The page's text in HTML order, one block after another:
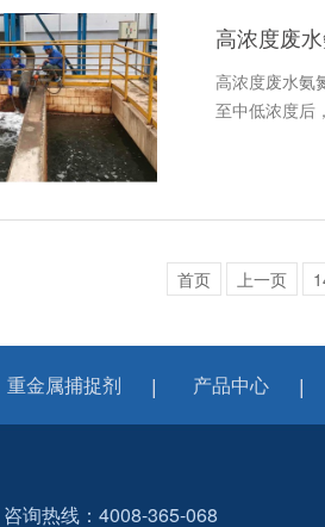
高浓度废
高浓度废水氨
至中低浓度后
首页 上一页
重金属捕捉剂 产品中心
咨询热线：4008-365-068